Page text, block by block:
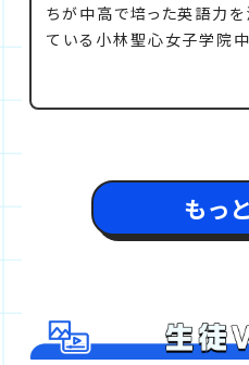
ちが中高で培った英語力
ている小林聖心女子学院
各中学校・高等学校がさ